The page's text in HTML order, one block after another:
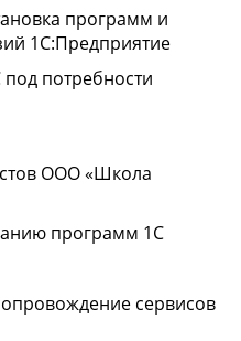
программ и
1С:Предприятие
потребности
ООО «Школа
программ 1С
сервисов